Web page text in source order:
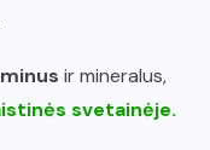
ir mineralus,
svetainėje.